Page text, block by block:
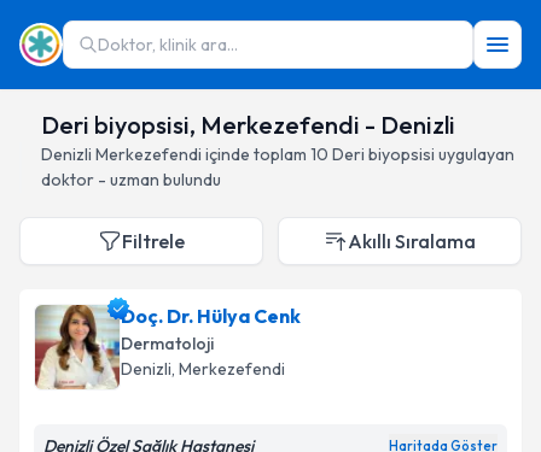
Doktor, klinik ara...
Deri biyopsisi, Merkezefendi - Denizli
Denizli Merkezefendi içinde toplam 10 Deri biyopsisi uygulayan
doktor - uzman bulundu
Filtrele Akıllı Sıralama
Doç. Dr. Hülya Cenk
Dermatoloji
Denizli, Merkezefendi
Denizli Özel Sağlık Hastanesi Haritada Göster